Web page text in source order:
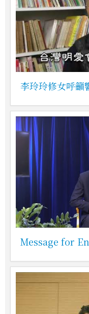
李玲玲修女呼籲
Message for